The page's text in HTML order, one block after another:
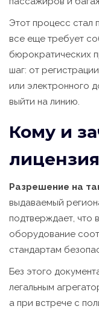
Этот процесс стал
все еще требует
бюрократических
шаг: от
или электронного
выйти на линию.
Кому и
Разрешение на
выдаваемый
подтверждает, что
оборудование
стандартам
Без этого
легальным
а при встрече с